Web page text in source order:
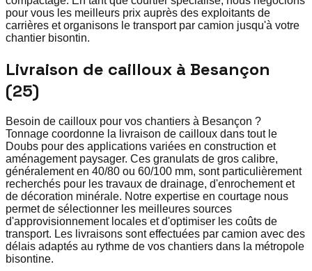
pour vous les meilleurs prix auprès des exploitants de
carrières et organisons le transport par camion jusqu'à votre
chantier bisontin.
Livraison de cailloux à Besançon
(25)
Besoin de cailloux pour vos chantiers à Besançon ?
Tonnage coordonne la livraison de cailloux dans tout le
Doubs pour des applications variées en construction et
aménagement paysager. Ces granulats de gros calibre,
généralement en 40/80 ou 60/100 mm, sont particulièrement
recherchés pour les travaux de drainage, d'enrochement et
de décoration minérale. Notre expertise en courtage nous
permet de sélectionner les meilleures sources
d'approvisionnement locales et d'optimiser les coûts de
transport. Les livraisons sont effectuées par camion avec des
délais adaptés au rythme de vos chantiers dans la métropole
bisontine.